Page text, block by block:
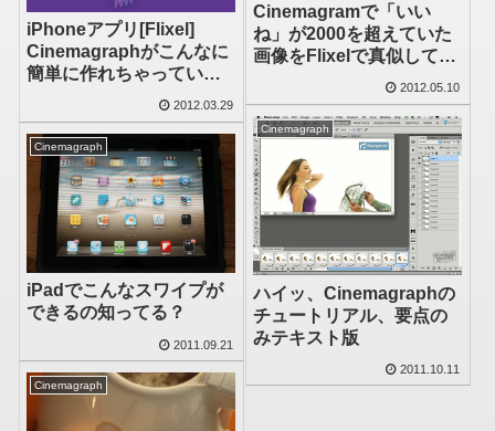
Cinemagramで「いい
ね」が2000を超えていた
画像をFlixelで真似してみ
2012.05.10
iPhoneアプリ[Flixel]
Cinemagraphがこんなに
簡単に作れちゃっていい
2012.03.29
Cinemagraph
ハイッ、Cinemagraphの
チュートリアル、要点の
みテキスト版
2011.10.11
Cinemagraph
iPadでこんなスワイプが
できるの知ってる？
2011.09.21
Cinemagraph